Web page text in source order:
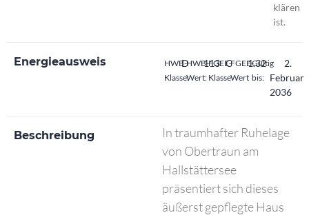
klären
ist.
Energieausweis
HWB-
Klasse:
DHWB-
Wert:
113
FGEE-
Klasse
CFGEE-
Wert
1.32
Gültig
bis:
2.
Februar
2036
Beschreibung
In traumhafter Ruhelage
von Obertraun am
Hallstättersee
präsentiert sich dieses
äußerst gepflegte Haus